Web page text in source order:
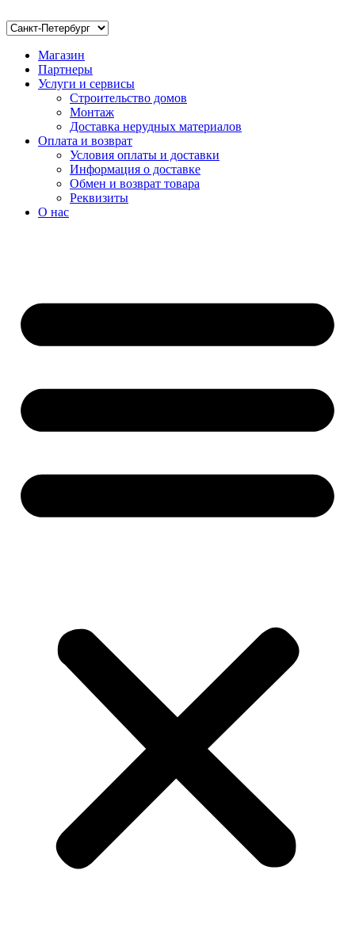
Магазин
Партнеры
Услуги и сервисы
Строительство домов
Монтаж
Доставка нерудных материалов
Оплата и возврат
Условия оплаты и доставки
Информация о доставке
Обмен и возврат товара
Реквизиты
О нас